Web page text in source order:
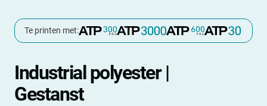
Te printen met:
Industrial polyester |
Gestanst